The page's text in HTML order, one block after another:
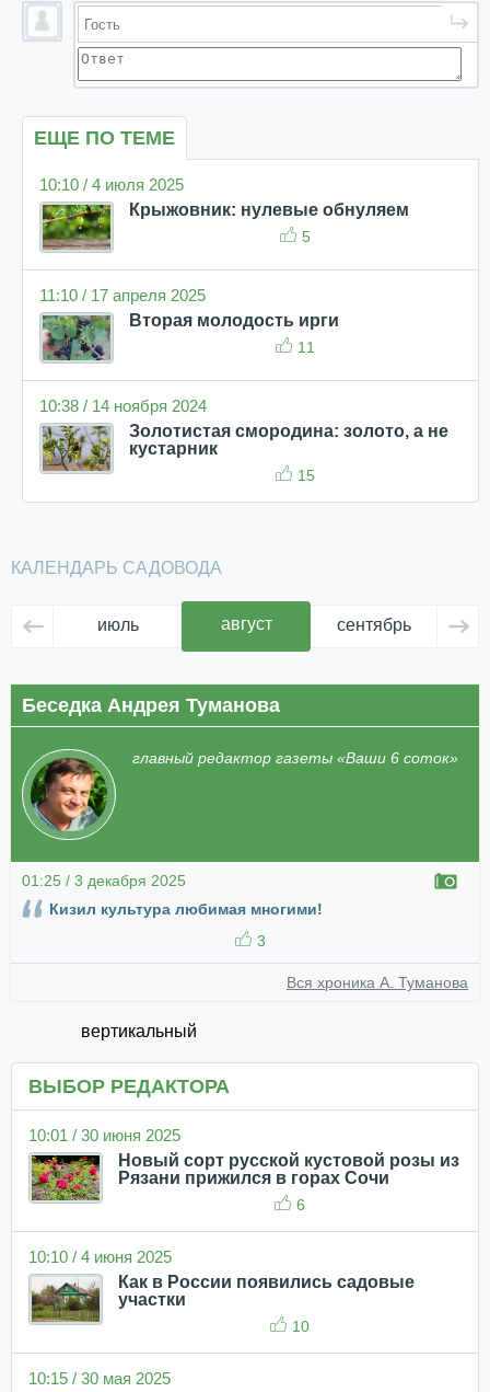
ЕЩЕ ПО ТЕМЕ
10:10 / 4 июля 2025
Крыжовник: нулевые обнуляем
5
11:10 / 17 апреля 2025
Вторая молодость ирги
11
10:38 / 14 ноября 2024
Золотистая смородина: золото, а не
кустарник
15
КАЛЕНДАРЬ САДОВОДА
июль август сентябрь
Беседка Андрея Туманова
главный редактор газеты «Ваши 6 соток»
01:25 / 3 декабря 2025
Кизил культура любимая многими!
3
Вся хроника А. Туманова
вертикальный
ВЫБОР РЕДАКТОРА
10:01 / 30 июня 2025
Новый сорт русской кустовой розы из
Рязани прижился в горах Сочи
6
10:10 / 4 июня 2025
Как в России появились садовые
участки
10
10:15 / 30 мая 2025